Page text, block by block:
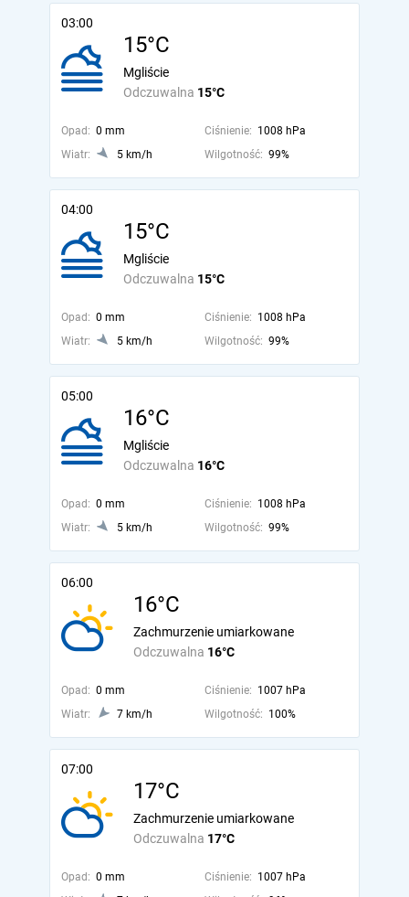
03:00
15°C
Odczuwalna 15°C
Mgliście
Opad: 0 mm Ciśnienie: 1008 hPa
Wiatr:
5 km/h Wilgotność: 99%
04:00
15°C
Odczuwalna 15°C
Mgliście
Opad: 0 mm Ciśnienie: 1008 hPa
Wiatr:
5 km/h Wilgotność: 99%
05:00
16°C
Odczuwalna 16°C
Mgliście
Opad: 0 mm Ciśnienie: 1008 hPa
Wiatr:
5 km/h Wilgotność: 99%
06:00
16°C
Odczuwalna 16°C
Zachmurzenie umiarkowane
Opad: 0 mm Ciśnienie: 1007 hPa
Wiatr:
7 km/h Wilgotność: 100%
07:00
17°C
Odczuwalna 17°C
Zachmurzenie umiarkowane
Opad: 0 mm Ciśnienie: 1007 hPa